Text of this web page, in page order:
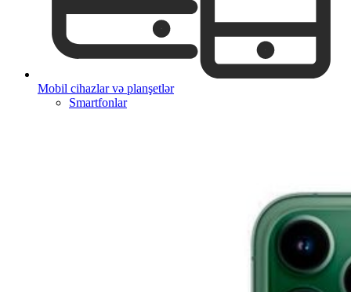
Mobil cihazlar və planşetlər
Smartfonlar